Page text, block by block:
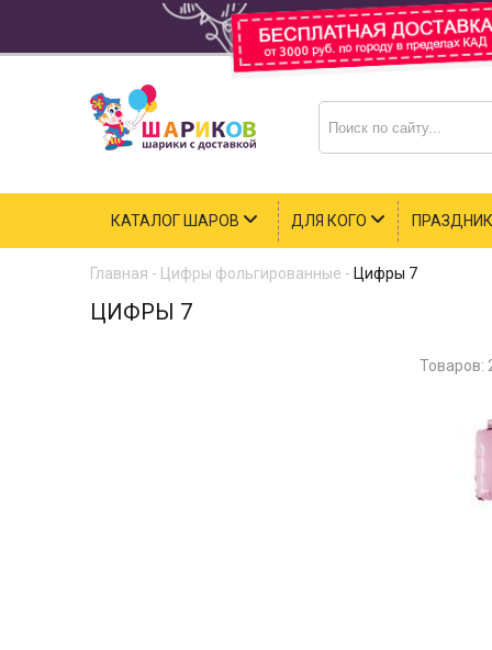
КАТАЛОГ ШАРОВ ДЛЯ КОГО
Главная - Цифры фольгированные - Цифры 7
ЦИФРЫ 7
Товаров: